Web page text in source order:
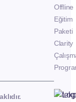
Offline
Eğitim
Paketi
Clarity